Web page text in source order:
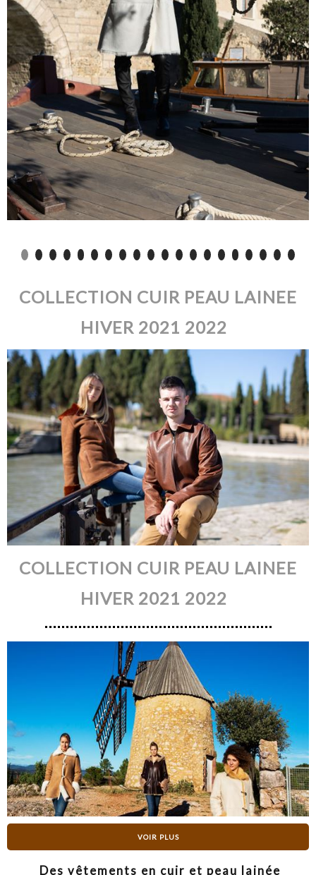
COLLECTION CUIR PEAU LAINEE
HIVER 2021 2022
COLLECTION CUIR PEAU LAINEE
HIVER 2021 2022
VOIR PLUS
Des vêtements en cuir et peau lainée